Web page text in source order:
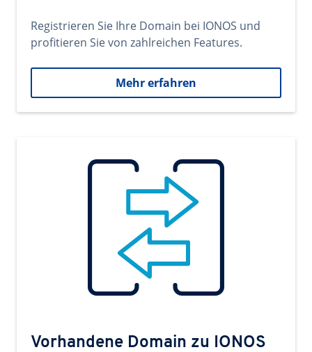
Registrieren Sie Ihre Domain bei IONOS und
profitieren Sie von zahlreichen Features.
Mehr erfahren
Vorhandene Domain zu IONOS